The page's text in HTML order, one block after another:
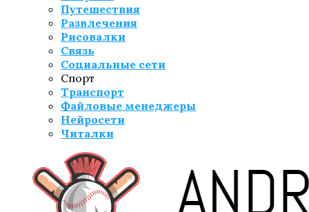
Путешествия
Развлечения
Рисовалки
Связь
Социальные сети
Спорт
Транспорт
Файловые менеджеры
Нейросети
Читалки